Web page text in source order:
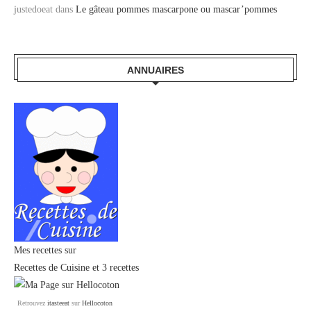
justedoeat dans Le gâteau pommes mascarpone ou mascar’pommes
ANNUAIRES
Mes recettes sur
Recettes de Cuisine et 3 recettes
Retrouvez itasteeat surHellocoton